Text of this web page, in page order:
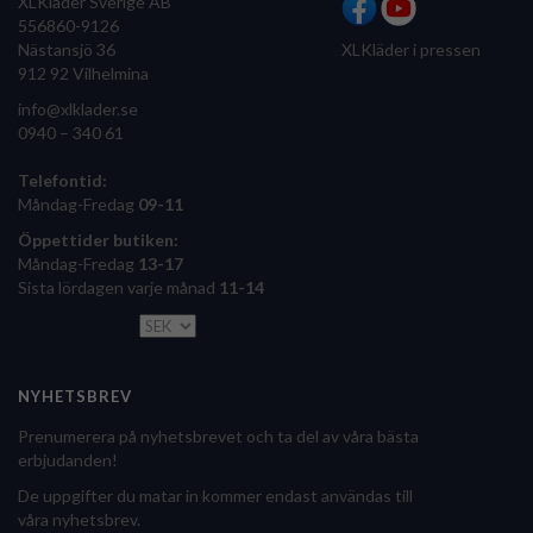
556860-9126
Nästansjö 36
912 92 Vilhelmina
info@xlklader.se
0940 – 340 61
Telefontid:
Måndag-Fredag 09-11
Öppettider butiken:
Måndag-Fredag 13-17
Sista lördagen varje månad 11-14
XLKläder i pressen
NYHETSBREV
Prenumerera på nyhetsbrevet och ta del av våra bästa
erbjudanden!
De uppgifter du matar in kommer endast användas till
våra nyhetsbrev.